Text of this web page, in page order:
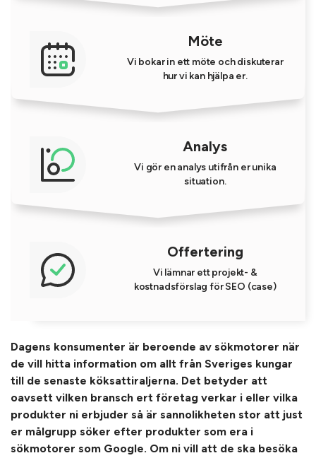
Möte
Vi bokar in ett möte och diskuterar
hur vi kan hjälpa er.
Analys
Vi gör en analys utifrån er unika
situation.
Offertering
Vi lämnar ett projekt- &
kostnadsförslag för SEO (case)
Dagens konsumenter är beroende av sökmotorer när
de vill hitta information om allt från Sveriges kungar
till de senaste köksattiraljerna. Det betyder att
oavsett vilken bransch ert företag verkar i eller vilka
produkter ni erbjuder så är sannolikheten stor att just
er målgrupp söker efter produkter som era i
sökmotorer som Google. Om ni vill att de ska besöka